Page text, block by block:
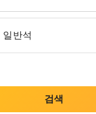
일반석
검색